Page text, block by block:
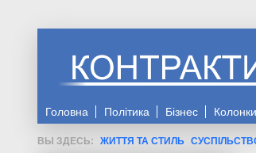
Головна Політика Бізнес Колонки
ЖИТТЯ ТА СТИЛЬ